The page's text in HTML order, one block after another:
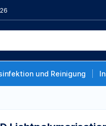
und Reinigung